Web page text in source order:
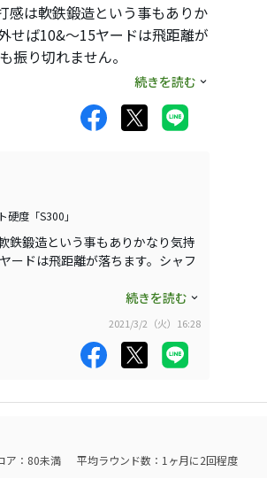
感は軟鉄鍛造という事もありか
せば10&〜15ヤードは飛距離が
振り切れません。
か使えない代物でした。
続きを読む
度「S300」
鉄鍛造という事もありかなり気持
ードは飛距離が落ちます。シャフ
続きを読む
2021/3/2（火）16:28
ア：80未満
平均ラウンド数：1ヶ月に2回程度